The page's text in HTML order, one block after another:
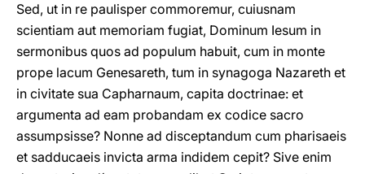
Sed, ut in re paulisper commoremur, cuiusnam
scientiam aut memoriam fugiat, Dominum Iesum in
sermonibus quos ad populum habuit, cum in monte
prope lacum Genesareth, tum in synagoga Nazareth et
in civitate sua Capharnaum, capita doctrinae: et
argumenta ad eam probandam ex codice sacro
assumpsisse? Nonne ad disceptandum cum pharisaeis
et sadducaeis invicta arma indidem cepit? Sive enim